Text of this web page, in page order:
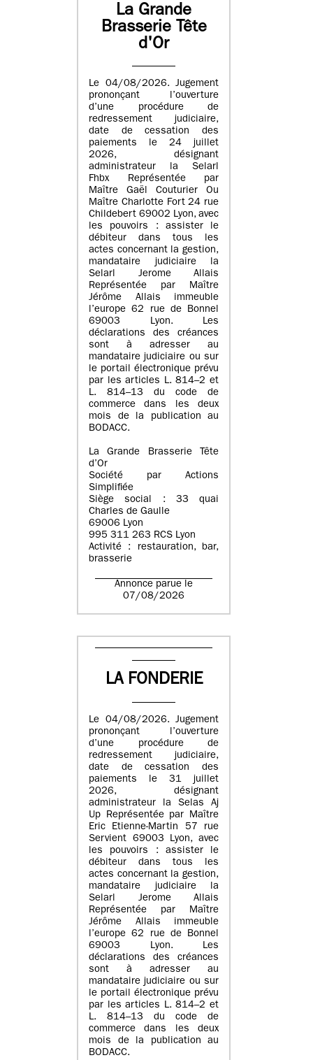
La Grande
Brasserie Tête
d'Or
Le 04/08/2026. Jugement
prononçant l’ouverture
d’une procédure de
redressement judiciaire,
date de cessation des
paiements le 24 juillet
2026, désignant
administrateur la Selarl
Fhbx Représentée par
Maître Gaël Couturier Ou
Maître Charlotte Fort 24 rue
Childebert 69002 Lyon, avec
les pouvoirs : assister le
débiteur dans tous les
actes concernant la gestion,
mandataire judiciaire la
Selarl Jerome Allais
Représentée par Maître
Jérôme Allais immeuble
l’europe 62 rue de Bonnel
69003 Lyon. Les
déclarations des créances
sont à adresser au
mandataire judiciaire ou sur
le portail électronique prévu
par les articles L. 814–2 et
L. 814–13 du code de
commerce dans les deux
mois de la publication au
BODACC.
La Grande Brasserie Tête
d’Or
Société par Actions
Simplifiée
Siège social : 33 quai
Charles de Gaulle
69006 Lyon
995 311 263 RCS Lyon
Activité : restauration, bar,
brasserie
Annonce parue le
07/08/2026
LA FONDERIE
Le 04/08/2026. Jugement
prononçant l’ouverture
d’une procédure de
redressement judiciaire,
date de cessation des
paiements le 31 juillet
2026, désignant
administrateur la Selas Aj
Up Représentée par Maître
Eric Etienne-Martin 57 rue
Servient 69003 Lyon, avec
les pouvoirs : assister le
débiteur dans tous les
actes concernant la gestion,
mandataire judiciaire la
Selarl Jerome Allais
Représentée par Maître
Jérôme Allais immeuble
l’europe 62 rue de Bonnel
69003 Lyon. Les
déclarations des créances
sont à adresser au
mandataire judiciaire ou sur
le portail électronique prévu
par les articles L. 814–2 et
L. 814–13 du code de
commerce dans les deux
mois de la publication au
BODACC.